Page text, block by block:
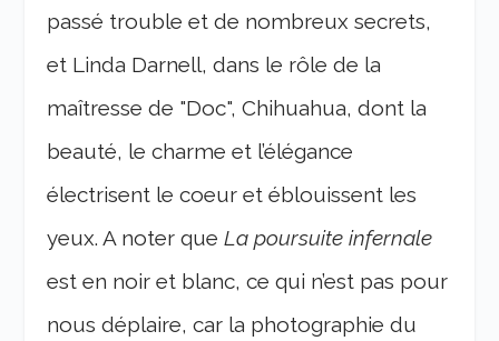
passé trouble et de nombreux secrets,
et Linda Darnell, dans le rôle de la
maîtresse de "Doc", Chihuahua, dont la
beauté, le charme et l’élégance
électrisent le coeur et éblouissent les
yeux. A noter queLa poursuite infernale
est en noir et blanc, ce qui n’est pas pour
nous déplaire, car la photographie du